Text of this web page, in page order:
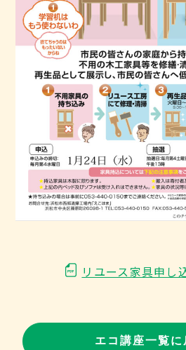
リユース家具申し
エコ講座一覧に